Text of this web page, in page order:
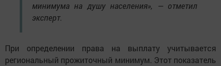
минимума на душу населения», — отметил
эксперт.
При определении права на выплату учитывается
региональный прожиточный минимум. Этот показатель